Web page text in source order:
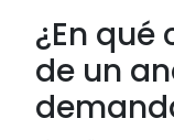
¿En
de un